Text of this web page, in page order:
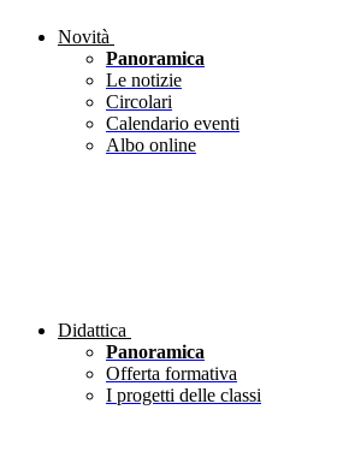
Novità
Panoramica
Le notizie
Circolari
Calendario eventi
Albo online
Didattica
Panoramica
Offerta formativa
I progetti delle classi